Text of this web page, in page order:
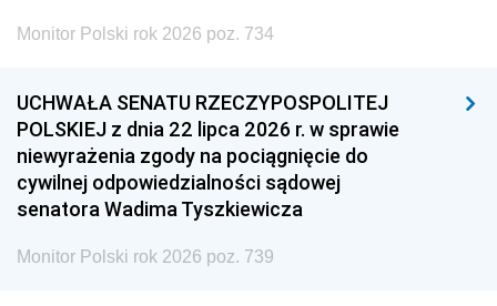
Monitor Polski rok 2026 poz. 734
UCHWAŁA SENATU RZECZYPOSPOLITEJ
POLSKIEJ z dnia 22 lipca 2026 r. w sprawie
niewyrażenia zgody na pociągnięcie do
cywilnej odpowiedzialności sądowej
senatora Wadima Tyszkiewicza
Monitor Polski rok 2026 poz. 739